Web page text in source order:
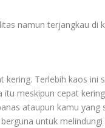
namun terjangkau di
Terlebih kaos ini
meskipun cepat
ataupun kamu yang
untuk